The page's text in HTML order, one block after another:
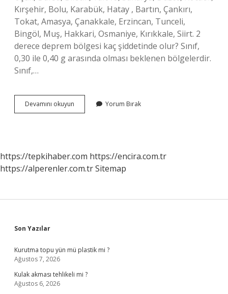
Kırşehir, Bolu, Karabük, Hatay , Bartın, Çankırı,
Tokat, Amasya, Çanakkale, Erzincan, Tunceli,
Bingöl, Muş, Hakkari, Osmaniye, Kırıkkale, Siirt. 2
derece deprem bölgesi kaç şiddetinde olur? Sınıf,
0,30 ile 0,40 g arasında olması beklenen bölgelerdir.
Sınıf,…
Devamını okuyun
Kaçıncı
Yorum Bırak
https://tepkihaber.com https://encira.com.tr
https://alperenler.com.trSitemap
Sidebar
Son Yazılar
Kurutma topu yün mü plastik mi ?
Ağustos 7, 2026
Kulak akması tehlikeli mi ?
Ağustos 6, 2026